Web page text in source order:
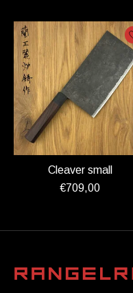
Cleaver small
€709,00